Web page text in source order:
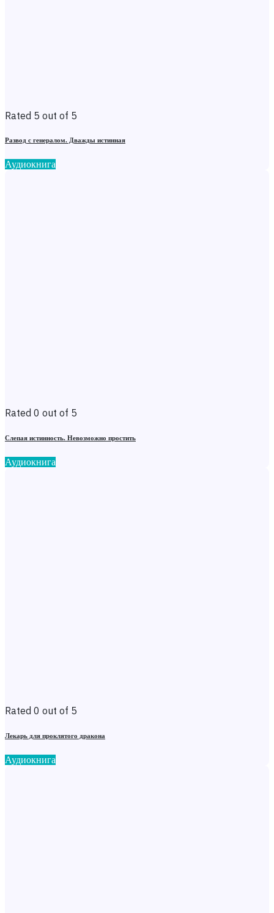
Rated 5 out of 5
Развод с генералом. Дважды истинная
Аудиокнига
Rated 0 out of 5
Слепая истинность. Невозможно простить
Аудиокнига
Rated 0 out of 5
Лекарь для проклятого дракона
Аудиокнига